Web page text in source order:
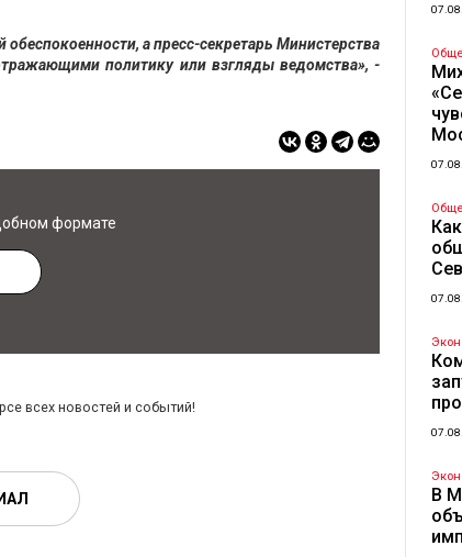
а пресс-секретарь Министерства
политику или взгляды ведомства», -
формате
всех новостей и событий!
В